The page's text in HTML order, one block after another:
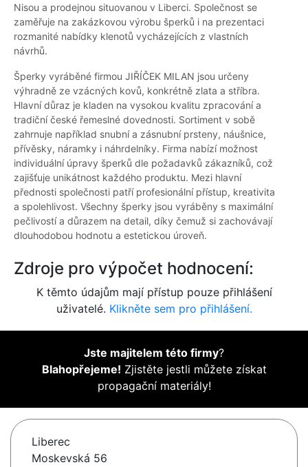
Nisou a prodejnou situovanou v Liberci. Společnost se
zaměřuje na zakázkovou výrobu šperků i na prezentaci
rozmanité nabídky klenotů vycházejících z vlastních
návrhů.
Šperky vyráběné firmou JIŘÍČEK MILAN jsou určeny
výhradně ze vzácných kovů, konkrétně zlata a stříbra.
Hlavní důraz je kladen na vysokou kvalitu zpracování a
tradiční české řemeslné dovednosti. Sortiment v sobě
zahrnuje například snubní a zásnubní prsteny, náušnice,
přívěsky, náramky i náhrdelníky. Firma nabízí možnost
individuální úpravy šperků dle požadavků zákazníků, což
zajišťuje unikátnost každého produktu. Mezi hlavní
přednosti společnosti patří profesionální přístup, kreativita
a spolehlivost. Všechny šperky jsou vyráběny s maximální
pečlivostí a důrazem na detail, díky čemuž si zachovávají
dlouhodobou hodnotu a estetickou úroveň.
Zdroje pro výpočet hodnocení:
K těmto údajům mají přístup pouze přihlášení
uživatelé. Klikněte sem pro přihlášení.
Jste majitelem této firmy?
Blahopřejeme! Zjistěte jestli můžete získat
propagační materiály!
Liberec
Moskevská 56